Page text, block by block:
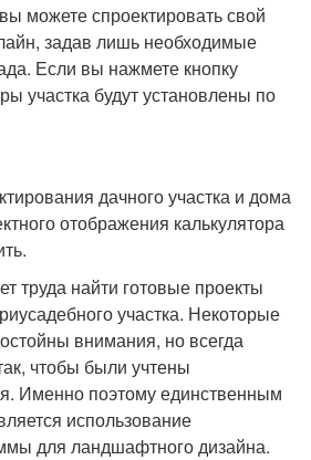
можете спроектировать свой
задав лишь необходимые
Если вы нажмете кнопку
участка будут установлены по
дачного участка и дома
отображения калькулятора
труда найти готовые проекты
участка. Некоторые
внимания, но всегда
чтобы были учтены
Именно поэтому единственным
использование
для ландшафтного дизайна.